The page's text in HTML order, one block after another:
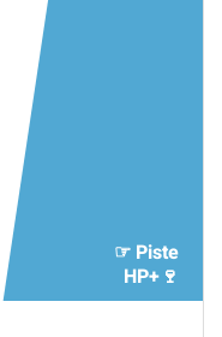
☞ Piste
HP+🍷